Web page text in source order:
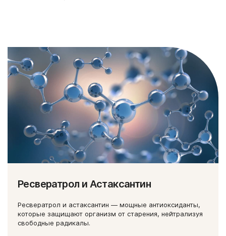
Ресвератрол и Астаксантин
Ресвератрол и астаксантин — мощные антиоксиданты,
которые защищают организм от старения, нейтрализуя
свободные радикалы.